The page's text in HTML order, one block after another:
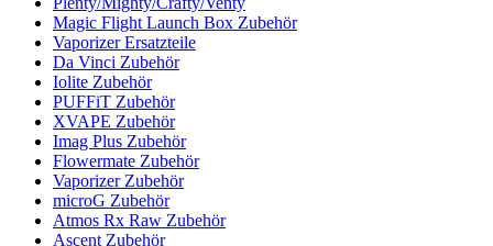
Magic Flight Launch Box Zubehör
Vaporizer Ersatzteile
Da Vinci Zubehör
Iolite Zubehör
PUFFiT Zubehör
XVAPE Zubehör
Imag Plus Zubehör
Flowermate Zubehör
Vaporizer Zubehör
microG Zubehör
Atmos Rx Raw Zubehör
Ascent Zubehör